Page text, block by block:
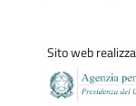
Sito web